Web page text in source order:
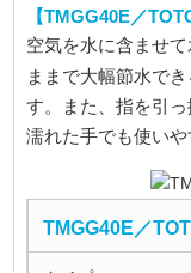
【TMGG40E／
空気を水に含ませ
ままで大幅節水でき
す。また、指を引
濡れた手でも使いや
TMGG40E／